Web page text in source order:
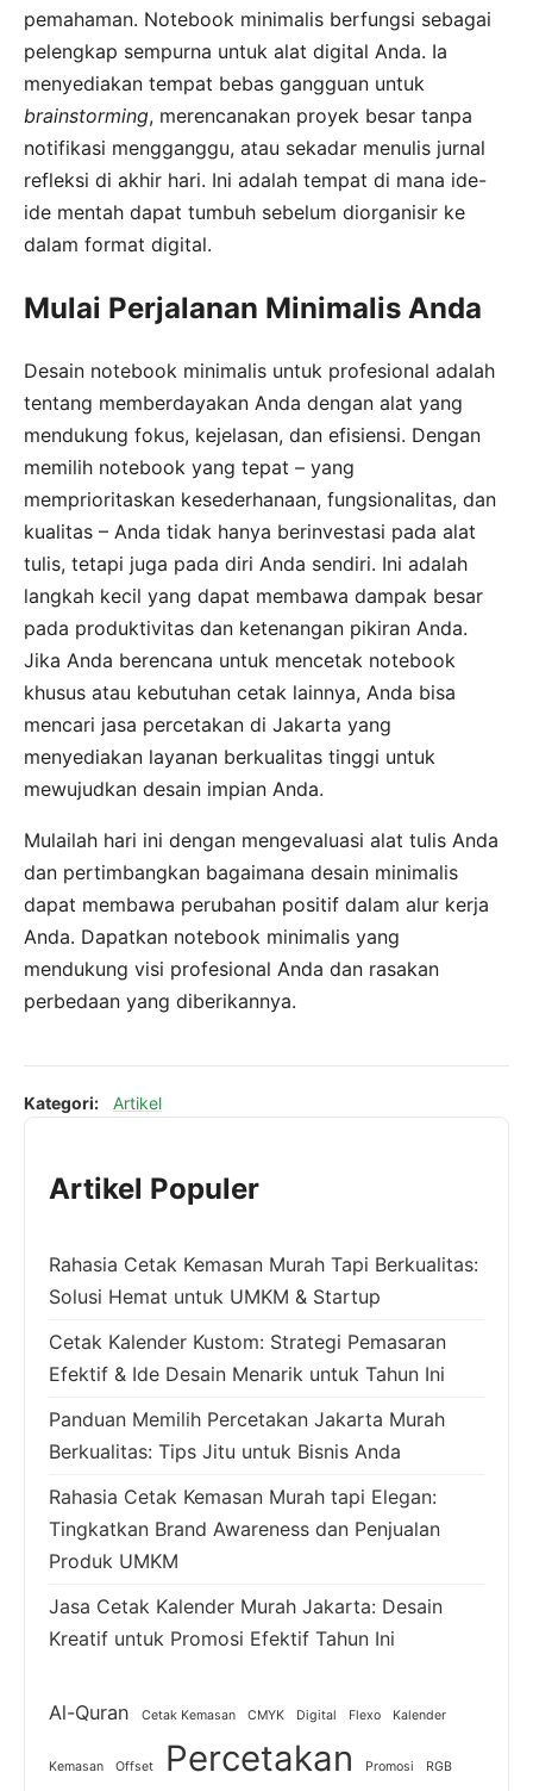
pemahaman. Notebook minimalis berfungsi sebagai
pelengkap sempurna untuk alat digital Anda. Ia
menyediakan tempat bebas gangguan untuk
brainstorming, merencanakan proyek besar tanpa
notifikasi mengganggu, atau sekadar menulis jurnal
refleksi di akhir hari. Ini adalah tempat di mana ide-
ide mentah dapat tumbuh sebelum diorganisir ke
dalam format digital.
Mulai Perjalanan Minimalis Anda
Desain notebook minimalis untuk profesional adalah
tentang memberdayakan Anda dengan alat yang
mendukung fokus, kejelasan, dan efisiensi. Dengan
memilih notebook yang tepat – yang
memprioritaskan kesederhanaan, fungsionalitas, dan
kualitas – Anda tidak hanya berinvestasi pada alat
tulis, tetapi juga pada diri Anda sendiri. Ini adalah
langkah kecil yang dapat membawa dampak besar
pada produktivitas dan ketenangan pikiran Anda.
Jika Anda berencana untuk mencetak notebook
khusus atau kebutuhan cetak lainnya, Anda bisa
mencari jasa percetakan di Jakarta yang
menyediakan layanan berkualitas tinggi untuk
mewujudkan desain impian Anda.
Mulailah hari ini dengan mengevaluasi alat tulis Anda
dan pertimbangkan bagaimana desain minimalis
dapat membawa perubahan positif dalam alur kerja
Anda. Dapatkan notebook minimalis yang
mendukung visi profesional Anda dan rasakan
perbedaan yang diberikannya.
Kategori: Artikel
Artikel Populer
Rahasia Cetak Kemasan Murah Tapi Berkualitas:
Solusi Hemat untuk UMKM & Startup
Cetak Kalender Kustom: Strategi Pemasaran
Efektif & Ide Desain Menarik untuk Tahun Ini
Panduan Memilih Percetakan Jakarta Murah
Berkualitas: Tips Jitu untuk Bisnis Anda
Rahasia Cetak Kemasan Murah tapi Elegan:
Tingkatkan Brand Awareness dan Penjualan
Produk UMKM
Jasa Cetak Kalender Murah Jakarta: Desain
Kreatif untuk Promosi Efektif Tahun Ini
Al-Quran Cetak Kemasan CMYK Digital Flexo Kalender
Kemasan Offset Percetakan Promosi RGB